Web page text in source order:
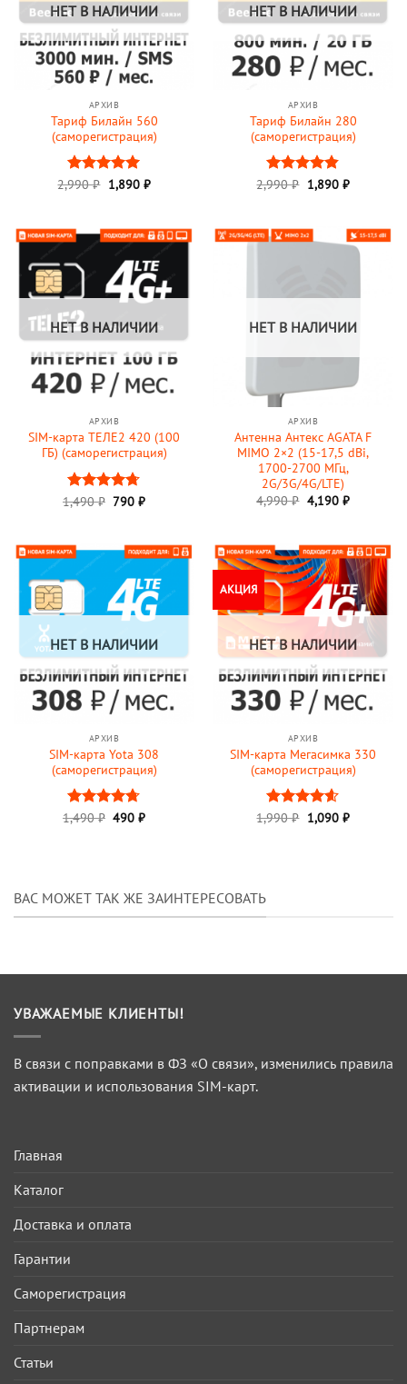
НЕТ В НАЛИЧИИ
АРХИВ
Тариф Билайн 560
(саморегистрация)
Оценка5
2,990₽ Первоначальная
цена
1,890 ₽Текущая
НЕТ В НАЛИЧИИ
АРХИВ
Тариф Билайн 280
(саморегистрация)
Оценка
2,990₽ Первоначальная
цена
1,890 ₽Текущая
НЕТ В НАЛИЧИИ
АРХИВ
SIM-карта ТЕЛЕ2 420 (100
ГБ) (саморегистрация)
Оценка
1,490₽ Первоначальная
790₽Текущая
НЕТ В НАЛИЧИИ
АРХИВ
Антенна Антекс AGATA F
MIMO 2×2 (15-17,5 dBi,
1700-2700 МГц,
2G/3G/4G/LTE)
4,990₽ Первоначальная
цена
4,190 ₽Текущая
НЕТ В НАЛИЧИИ
АРХИВ
SIM-карта Yota 308
(саморегистрация)
Оценка
1,490₽ Первоначальная
490₽Текущая
АКЦИЯ
НЕТ В НАЛИЧИИ
АРХИВ
SIM-карта Мегасимка 330
(саморегистрация)
Оценка
1,990₽ Первоначальная
цена
1,090 ₽Текущая
ВАС МОЖЕТ ТАК ЖЕ ЗАИНТЕРЕСОВАТЬ
УВАЖАЕМЫЕ КЛИЕНТЫ!
В связи с поправками в ФЗ «О связи», изменились правила
активации и использования SIM-карт.
Главная
Каталог
Доставка и оплата
Гарантии
Саморегистрация
Партнерам
Статьи